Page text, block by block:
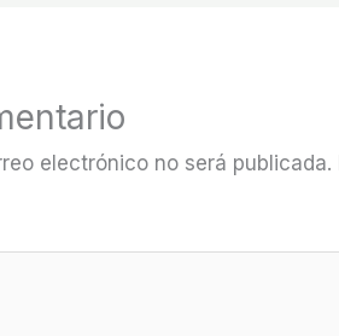
electrónico no será publicada.